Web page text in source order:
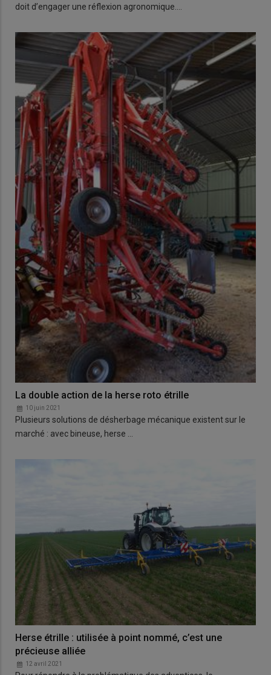
doit d’engager une réflexion agronomique.…
La double action de la herse roto étrille
10 juin 2021
Plusieurs solutions de désherbage mécanique existent sur le
marché : avec bineuse, herse …
Herse étrille : utilisée à point nommé, c’est une
précieuse alliée
12 avril 2021